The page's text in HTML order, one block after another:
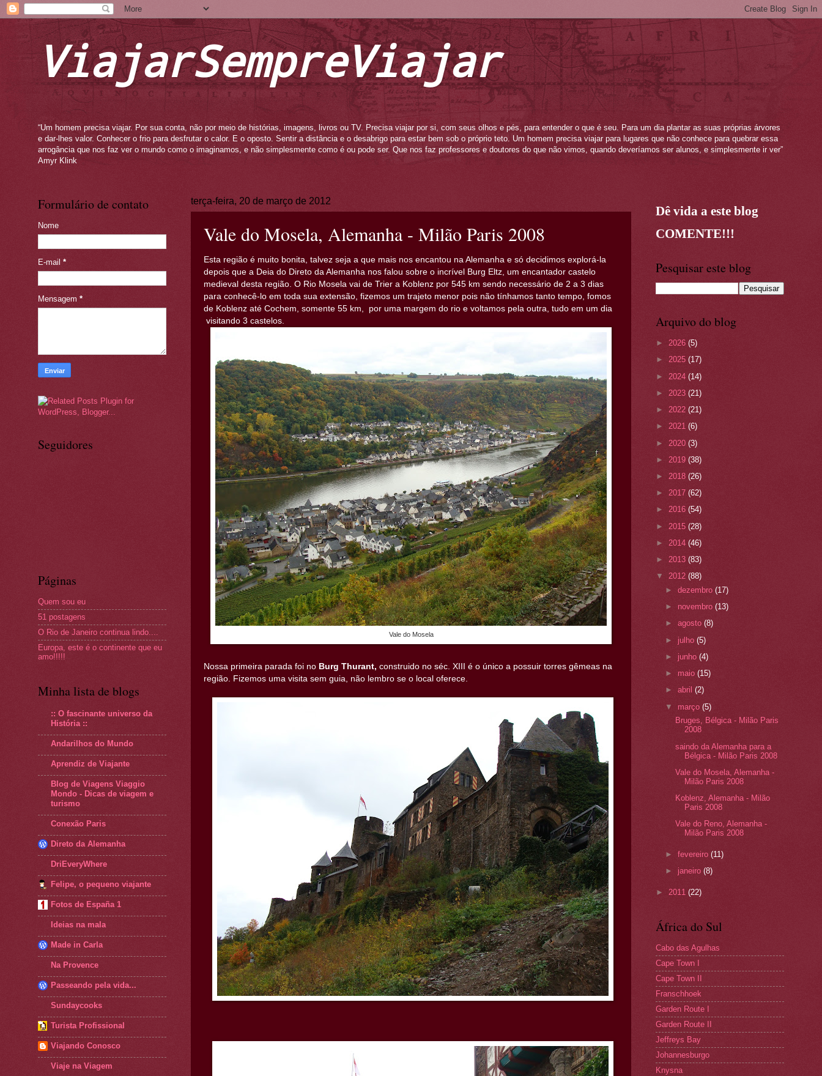
ViajarSempreViajar
“Um homem precisa viajar. Por sua conta, não por meio de histórias, imagens, livros ou TV. Precisa viajar por si, com seus olhos e pés, para entender o que é seu. Para um dia plantar as suas próprias árvores
e dar-lhes valor. Conhecer o frio para desfrutar o calor. E o oposto. Sentir a distância e o desabrigo para estar bem sob o próprio teto. Um homem precisa viajar para lugares que não conhece para quebrar essa
arrogância que nos faz ver o mundo como o imaginamos, e não simplesmente como é ou pode ser. Que nos faz professores e doutores do que não vimos, quando deveríamos ser alunos, e simplesmente ir ver”
Amyr Klink
terça-feira, 20 de março de 2012
Vale do Mosela, Alemanha - Milão Paris 2008
Esta região é muito bonita, talvez seja a que mais nos encantou na Alemanha e só decidimos explorá-la
depois que a Deia do Direto da Alemanha nos falou sobre o incrível Burg Eltz, um encantador castelo
medieval desta região. O Rio Mosela vai de Trier a Koblenz por 545 km sendo necessário de 2 a 3 dias
para conhecê-lo em toda sua extensão, fizemos um trajeto menor pois não tínhamos tanto tempo, fomos
de Koblenz até Cochem, somente 55 km, por uma margem do rio e voltamos pela outra, tudo em um dia
visitando 3 castelos.
Vale do Mosela
Nossa primeira parada foi no Burg Thurant, construido no séc. XIII é o único a possuir torres gêmeas na
região. Fizemos uma visita sem guia, não lembro se o local oferece.
Formulário de contato
Nome
E-mail *
Mensagem *
Seguidores
Páginas
Quem sou eu
51 postagens
O Rio de Janeiro continua lindo....
Europa, este é o continente que eu
amo!!!!!
Minha lista de blogs
:: O fascinante universo da
História ::
Andarilhos do Mundo
Aprendiz de Viajante
Blog de Viagens Viaggio
Mondo - Dicas de viagem e
turismo
Conexão Paris
Direto da Alemanha
DriEveryWhere
Felipe, o pequeno viajante
Fotos de España 1
Ideias na mala
Made in Carla
Na Provence
Passeando pela vida...
Sundaycooks
Turista Profissional
Viajando Conosco
Viaje na Viagem
Dê vida a este blog
COMENTE!!!
Pesquisar este blog
Arquivo do blog
► 2026 (5)
► 2025 (17)
► 2024 (14)
► 2023 (21)
► 2022 (21)
► 2021 (6)
► 2020 (3)
► 2019 (38)
► 2018 (26)
► 2017 (62)
► 2016 (54)
► 2015 (28)
► 2014 (46)
► 2013 (83)
▼ 2012 (88)
►dezembro(17)
► novembro(13)
►agosto(8)
► julho(5)
► junho(4)
► maio(15)
►abril(2)
▼ março(5)
Bruges, Bélgica - Milão Paris
2008
saindo da Alemanha para a
Bélgica - Milão Paris 2008
Vale do Mosela, Alemanha -
Milão Paris 2008
Koblenz, Alemanha - Milão
Paris 2008
Vale do Reno, Alemanha -
Milão Paris 2008
►fevereiro(11)
► janeiro(8)
► 2011 (22)
África do Sul
Cabo das Agulhas
Cape Town I
Cape Town II
Franschhoek
Garden Route I
Garden Route II
Jeffreys Bay
Johannesburgo
Knysna